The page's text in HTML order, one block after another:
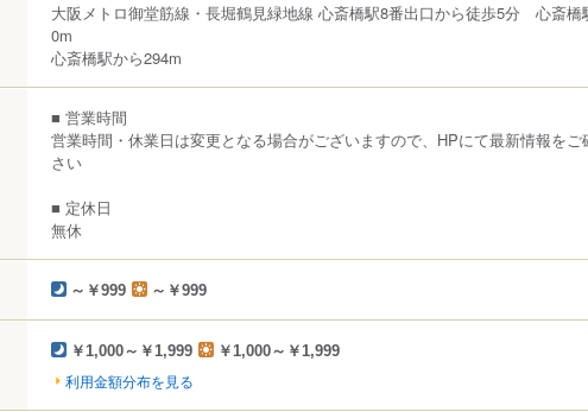
大阪メトロ御堂筋線・長堀鶴見緑地線 心斎橋駅8番出口から徒歩5分 心斎橋
0m
心斎橋駅から294m
■ 営業時間
営業時間・休業日は変更となる場合がございますので、HPにて最新情報をご
さい
■ 定休日
無休
～￥999 ～￥999
￥1,000～￥1,999 ￥1,000～￥1,999
利用金額分布を見る